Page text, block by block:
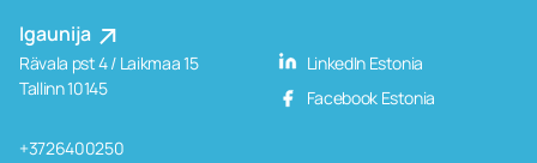
Igaunija
Rävala pst 4 / Laikmaa 15
Tallinn 10145
+3726400250
LinkedIn Estonia
Facebook Estonia